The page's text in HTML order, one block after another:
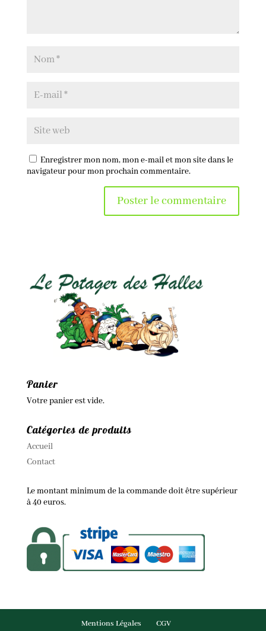
Enregistrer mon nom, mon e-mail et mon site dans le
navigateur pour mon prochain commentaire.
Panier
Votre panier est vide.
Catégories de produits
Accueil
Contact
Le montant minimum de la commande doit être supérieur
à 40 euros.
Mentions Légales CGV